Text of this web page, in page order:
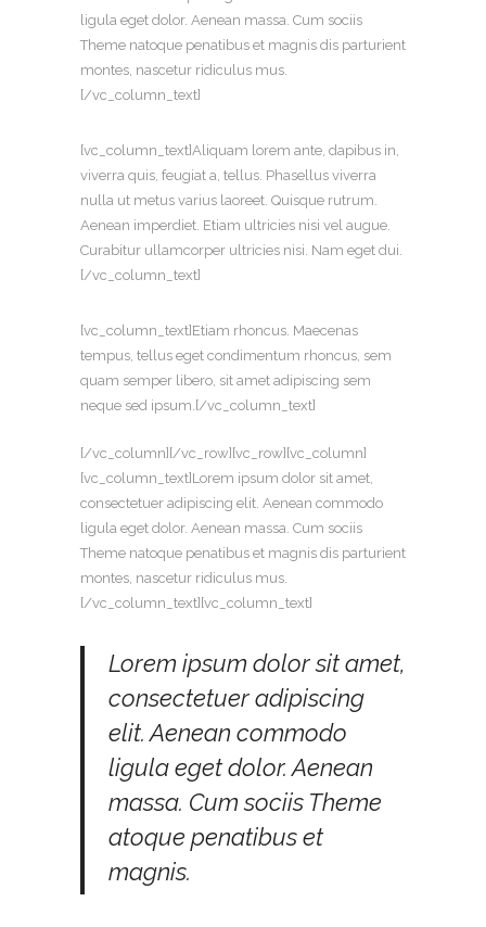
ligula eget dolor. Aenean massa. Cum sociis
Theme natoque penatibus et magnis dis parturient
montes, nascetur ridiculus mus.
[/vc_column_text]
[vc_column_text]Aliquam lorem ante, dapibus in,
viverra quis, feugiat a, tellus. Phasellus viverra
nulla ut metus varius laoreet. Quisque rutrum.
Aenean imperdiet. Etiam ultricies nisi vel augue.
Curabitur ullamcorper ultricies nisi. Nam eget dui.
[/vc_column_text]
[vc_column_text]Etiam rhoncus. Maecenas
tempus, tellus eget condimentum rhoncus, sem
quam semper libero, sit amet adipiscing sem
neque sed ipsum.[/vc_column_text]
[/vc_column][/vc_row][vc_row][vc_column]
[vc_column_text]Lorem ipsum dolor sit amet,
consectetuer adipiscing elit. Aenean commodo
ligula eget dolor. Aenean massa. Cum sociis
Theme natoque penatibus et magnis dis parturient
montes, nascetur ridiculus mus.
[/vc_column_text][vc_column_text]
Lorem ipsum dolor sit amet,
consectetuer adipiscing
elit. Aenean commodo
ligula eget dolor. Aenean
massa. Cum sociis Theme
atoque penatibus et
magnis.